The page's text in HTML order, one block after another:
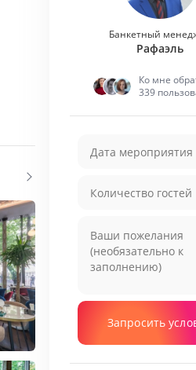
Банкетный
Рафаэль
Ко мне
339
Запросить